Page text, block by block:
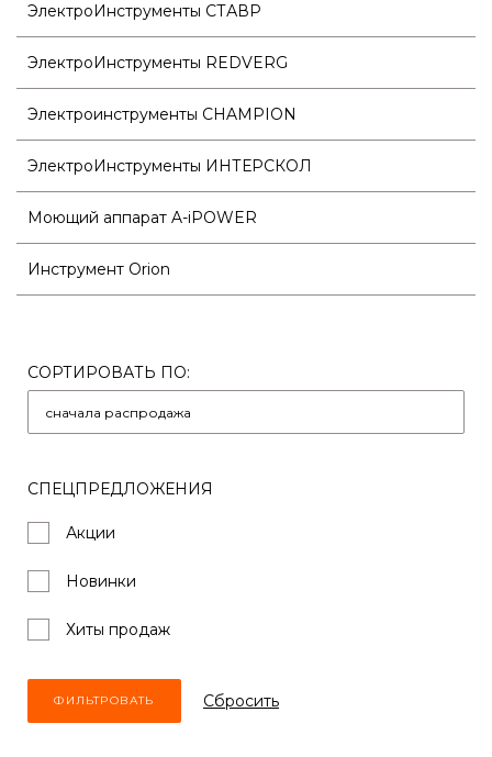
ЭлектроИнструменты СТАВР
ЭлектроИнструменты REDVERG
Электроинструменты CHAMPION
ЭлектроИнструменты ИНТЕРСКОЛ
Моющий аппарат A-iPOWER
Инструмент Orion
СОРТИРОВАТЬ ПО:
СПЕЦПРЕДЛОЖЕНИЯ
Акции
Новинки
Хиты продаж
Cбросить